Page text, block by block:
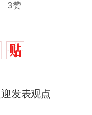
3赞
发表观点